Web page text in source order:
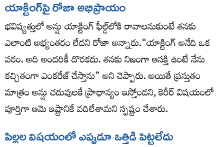
యాక్టింగ్‌పై రోజా అభిప్రాయం
భవిష్యత్తులో అన్షు యాక్టింగ్ ఫీల్డ్‌లోకి రావాలనుకుంటే తనకు
ఎలాంటి అభ్యంతరం లేదని రోజా అన్నారు.“యాక్టింగ్ అనేది ఒక
వరం. అది అందరికీ దొరకదు. తనకు నిజంగా ఆసక్తి ఉంటే నేను
కచ్చితంగా ఎంకరేజ్ చేస్తాను” అని చెప్పారు. అయితే ప్రస్తుతం
మాత్రం అన్షు చదువులకే ప్రాధాన్యం ఇస్తోందని, కెరీర్ విషయంలో
పూర్తిగా ఆమె ఇష్టానికే వదిలేశామని స్పష్టం చేశారు.
పిల్లల విషయంలో ఎప్పుడూ ఒత్తిడి పెట్టలేదు